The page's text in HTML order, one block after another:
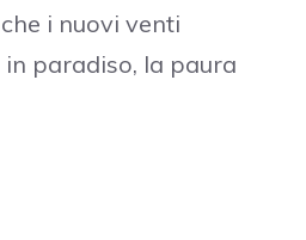
i nuovi venti
paradiso, la paura